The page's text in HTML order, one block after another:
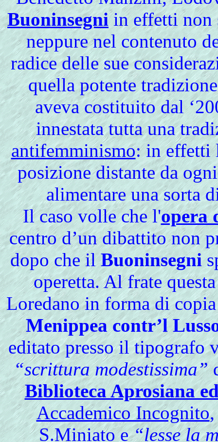
Buoninsegniin effetti non
neppure nel contenuto
radice delle sue
quella potente
aveva costituito dal
innestata tutta una
antifemminismo: in effetti
posizione distante da
alimentare una sorta
Il caso volle che l'opera
centro d’un dibattito non
dopo che ilBuoninsegni
operetta. Al frate
Loredano in forma di
Menippea contr’l
editato presso il tipografo
“scrittura modestissima”
Biblioteca Aprosiana
Accademico Incognito
S.Miniato e“lesse la